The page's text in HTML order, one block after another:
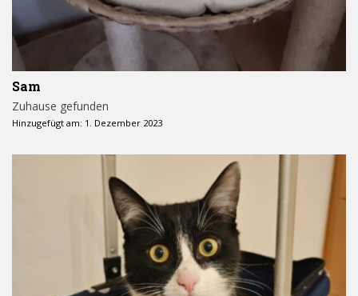
Sam
Zuhause gefunden
Hinzugefügt am: 1. Dezember 2023